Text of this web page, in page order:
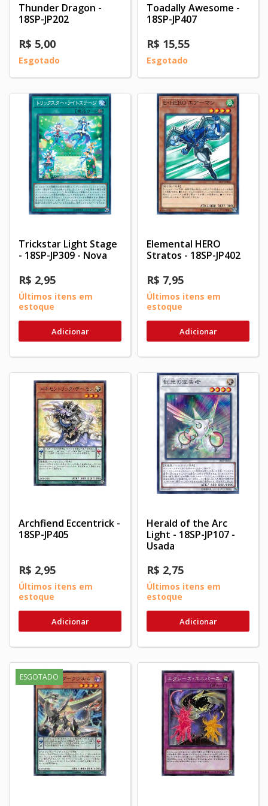
Thunder Dragon -
18SP-JP202
R$ 5,00
Esgotado
Toadally Awesome -
18SP-JP407
R$ 15,55
Esgotado
Trickstar Light Stage
- 18SP-JP309 - Nova
R$ 2,95
Últimos itens em
estoque
Adicionar
Elemental HERO
Stratos - 18SP-JP402
R$ 7,95
Últimos itens em
estoque
Adicionar
Archfiend Eccentrick -
18SP-JP405
R$ 2,95
Últimos itens em
estoque
Adicionar
Herald of the Arc
Light - 18SP-JP107 -
Usada
R$ 2,75
Últimos itens em
estoque
Adicionar
ESGOTADO